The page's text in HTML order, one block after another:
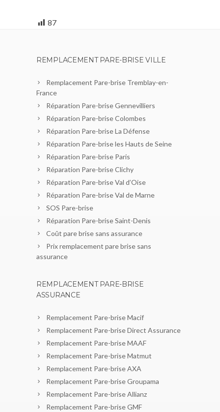
87
REMPLACEMENT PARE-BRISE VILLE
Remplacement Pare-brise Tremblay-en-
France
Réparation Pare-brise Gennevilliers
Réparation Pare-brise Colombes
Réparation Pare-brise La Défense
Réparation Pare-brise les Hauts de Seine
Réparation Pare-brise Paris
Réparation Pare-brise Clichy
Réparation Pare-brise Val d’Oise
Réparation Pare-brise Val de Marne
SOS Pare-brise
Réparation Pare-brise Saint-Denis
Coût pare brise sans assurance
Prix remplacement pare brise sans
assurance
REMPLACEMENT PARE-BRISE
ASSURANCE
Remplacement Pare-brise Macif
Remplacement Pare-brise Direct Assurance
Remplacement Pare-brise MAAF
Remplacement Pare-brise Matmut
Remplacement Pare-brise AXA
Remplacement Pare-brise Groupama
Remplacement Pare-brise Allianz
Remplacement Pare-brise GMF